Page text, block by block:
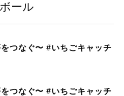
ール
つなぐ〜 #いちごキャッチ
つなぐ〜 #いちごキャッチ